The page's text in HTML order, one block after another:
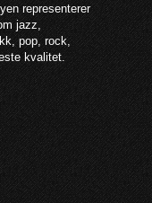
representerer
jazz,
pop, rock,
kvalitet.